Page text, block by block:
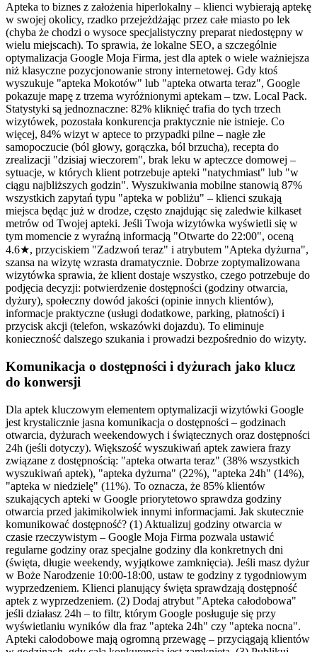
Apteka to biznes z założenia hiperlokalny – klienci wybierają aptekę
w swojej okolicy, rzadko przejeżdżając przez całe miasto po lek
(chyba że chodzi o wysoce specjalistyczny preparat niedostępny w
wielu miejscach). To sprawia, że lokalne SEO, a szczególnie
optymalizacja Google Moja Firma, jest dla aptek o wiele ważniejsza
niż klasyczne pozycjonowanie strony internetowej. Gdy ktoś
wyszukuje "apteka Mokotów" lub "apteka otwarta teraz", Google
pokazuje mapę z trzema wyróżnionymi aptekam – tzw. Local Pack.
Statystyki są jednoznaczne: 82% kliknięć trafia do tych trzech
wizytówek, pozostała konkurencja praktycznie nie istnieje. Co
więcej, 84% wizyt w aptece to przypadki pilne – nagłe złe
samopoczucie (ból głowy, gorączka, ból brzucha), recepta do
zrealizacji "dzisiaj wieczorem", brak leku w apteczce domowej –
sytuacje, w których klient potrzebuje apteki "natychmiast" lub "w
ciągu najbliższych godzin". Wyszukiwania mobilne stanowią 87%
wszystkich zapytań typu "apteka w pobliżu" – klienci szukają
miejsca będąc już w drodze, często znajdując się zaledwie kilkaset
metrów od Twojej apteki. Jeśli Twoja wizytówka wyświetli się w
tym momencie z wyraźną informacją "Otwarte do 22:00", oceną
4.6★, przyciskiem "Zadzwoń teraz" i atrybutem "Apteka dyżurna",
szansa na wizytę wzrasta dramatycznie. Dobrze zoptymalizowana
wizytówka sprawia, że klient dostaje wszystko, czego potrzebuje do
podjęcia decyzji: potwierdzenie dostępności (godziny otwarcia,
dyżury), społeczny dowód jakości (opinie innych klientów),
informacje praktyczne (usługi dodatkowe, parking, płatności) i
przycisk akcji (telefon, wskazówki dojazdu). To eliminuje
konieczność dalszego szukania i prowadzi bezpośrednio do wizyty.
Komunikacja o dostępności i dyżurach jako klucz
do konwersji
Dla aptek kluczowym elementem optymalizacji wizytówki Google
jest krystalicznie jasna komunikacja o dostępności – godzinach
otwarcia, dyżurach weekendowych i świątecznych oraz dostępności
24h (jeśli dotyczy). Większość wyszukiwań aptek zawiera frazy
związane z dostępnością: "apteka otwarta teraz" (38% wszystkich
wyszukiwań aptek), "apteka dyżurna" (22%), "apteka 24h" (14%),
"apteka w niedzielę" (11%). To oznacza, że 85% klientów
szukających apteki w Google priorytetowo sprawdza godziny
otwarcia przed jakimikolwiek innymi informacjami. Jak skutecznie
komunikować dostępność? (1) Aktualizuj godziny otwarcia w
czasie rzeczywistym – Google Moja Firma pozwala ustawić
regularne godziny oraz specjalne godziny dla konkretnych dni
(święta, długie weekendy, wyjątkowe zamknięcia). Jeśli masz dyżur
w Boże Narodzenie 10:00-18:00, ustaw te godziny z tygodniowym
wyprzedzeniem. Klienci planujący święta sprawdzają dostępność
aptek z wyprzedzeniem. (2) Dodaj atrybut "Apteka całodobowa"
jeśli działasz 24h – to filtr, którym Google posługuje się przy
wyświetlaniu wyników dla fraz "apteka 24h" czy "apteka nocna".
Apteki całodobowe mają ogromną przewagę – przyciągają klientów